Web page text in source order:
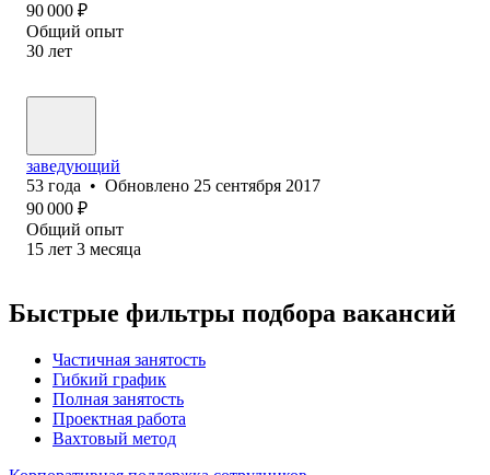
90 000 ₽
Общий опыт
30 лет
заведующий
53 года • Обновлено 25 сентября 2017
90 000 ₽
Общий опыт
15 лет 3 месяца
Быстрые фильтры подбора вакансий
Частичная занятость
Гибкий график
Полная занятость
Проектная работа
Вахтовый метод